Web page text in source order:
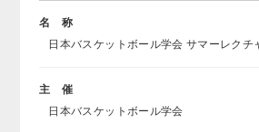
名 称
日本バスケットボール学会 サマーレクチ
主 催
日本バスケットボール学会